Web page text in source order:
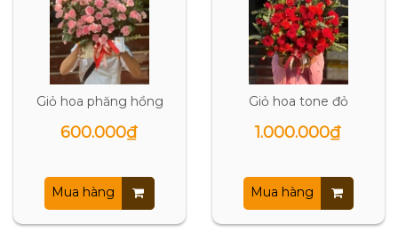
Giỏ hoa phăng hồng
600.000₫
Mua hàng
Giỏ hoa tone đỏ
1.000.000₫
Mua hàng